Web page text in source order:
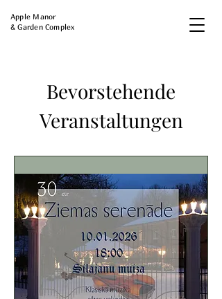
Apple Manor
& Garden Complex
Bevorstehende
Veranstaltungen